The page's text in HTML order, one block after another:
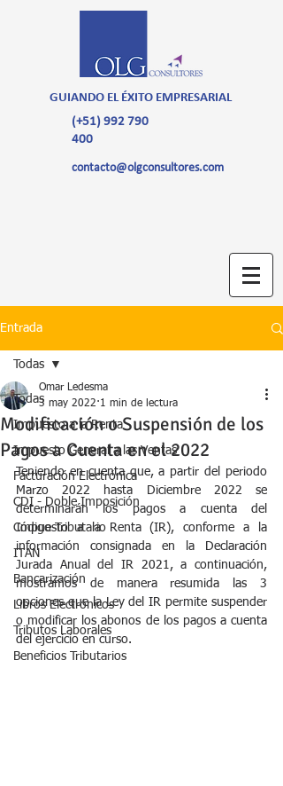
GUIANDO EL ÉXITO EMPRESARIAL
(+51) 992 790
400
contacto@olgconsultores.com
Entrada
Todas
Impuesto a la Renta
Impuesto General a las Ventas
Facturación Electrónica
CDI - Doble Imposición
Código Tributario
ITAN
Bancarización
Libros Electrónicos
Tributos Laborales
Beneficios Tributarios
Todas
Modificación o Suspensión de los
Pagos a Cuenta en el 2022
Omar Ledesma
3 may 2022 1 min de lectura
Teniendo en cuenta que, a partir del periodo
Marzo 2022 hasta Diciembre 2022 se
determinarán los pagos a cuenta del
Impuesto a la Renta (IR), conforme a la
información consignada en la Declaración
Jurada Anual del IR 2021, a continuación,
mostramos de manera resumida las 3
opciones que la Ley del IR permite suspender
o modificar los abonos de los pagos a cuenta
del ejercicio en curso.